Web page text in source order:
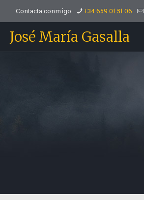
Contacta conmigo +34.659.01.51.06
José María Gasalla